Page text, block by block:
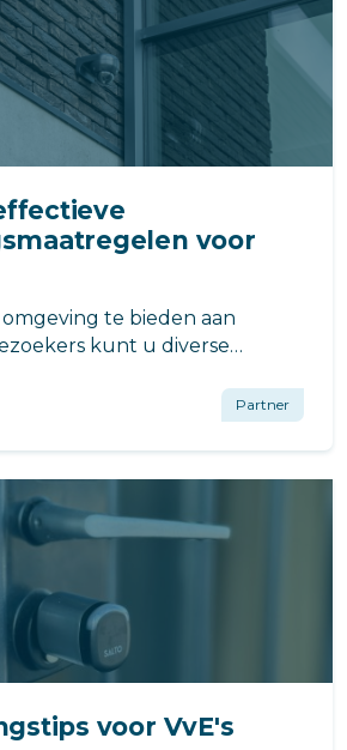
voor
te bieden aan
kunt u diverse
Partner
voor VvE's